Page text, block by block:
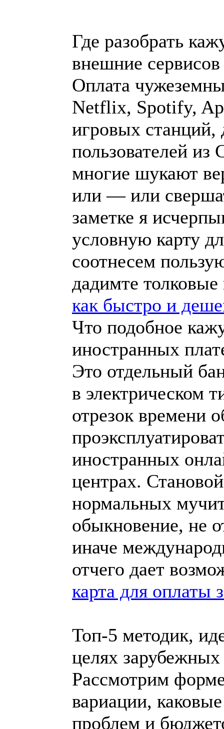
Где разобрать
внешние
Оплата
Netflix, Spotify,
игровых
пользователей
многие шукают
или — или
заметке я
условную карту
соотнесем
дадимте
как быстро и
Что подобное
иностранных
Это отдельный
в электрическом
отрезок времени
иностранных
центрах.
нормальных
обыкновение, не
иначе
отчего дает
карта для оплаты
Топ-5 методик,
целях
Рассмотрим
вариации,
проблем и